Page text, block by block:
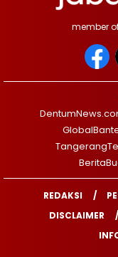
member
REDAKSI
DISCLAIMER